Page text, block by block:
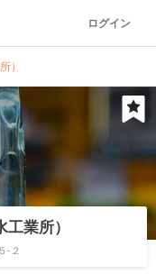
ログイン
）
業所）
-２